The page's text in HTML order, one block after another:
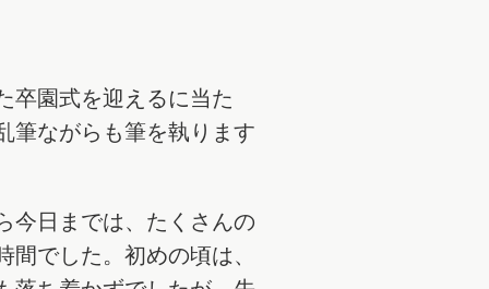
卒園式を迎えるに当た
筆ながらも筆を執ります
今日までは、たくさんの
でした。初めの頃は、